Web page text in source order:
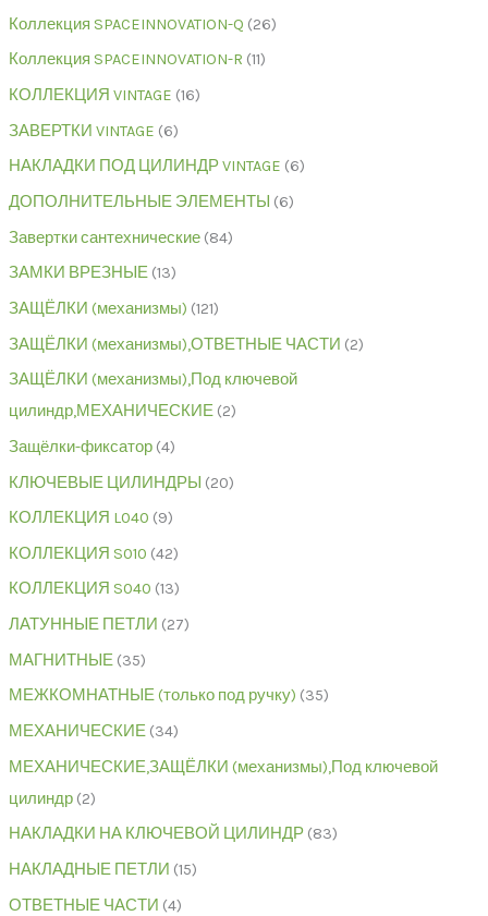
Коллекция SPACEINNOVATION-Q 26
Коллекция SPACEINNOVATION-R 11
КОЛЛЕКЦИЯ VINTAGE 16
ЗАВЕРТКИ VINTAGE 6
НАКЛАДКИ ПОД ЦИЛИНДР VINTAGE 6
ДОПОЛНИТЕЛЬНЫЕ ЭЛЕМЕНТЫ
6
Завертки сантехнические 84
ЗАМКИ ВРЕЗНЫЕ 13
ЗАЩЁЛКИ (механизмы) 121
ЗАЩЁЛКИ (механизмы),ОТВЕТНЫЕ ЧАСТИ 2
ЗАЩЁЛКИ (механизмы),Под ключевой
цилиндр,МЕХАНИЧЕСКИЕ 2
Защёлки-фиксатор 4
КЛЮЧЕВЫЕ ЦИЛИНДРЫ
20
КОЛЛЕКЦИЯ L040 9
КОЛЛЕКЦИЯ S010 42
КОЛЛЕКЦИЯ S040 13
ЛАТУННЫЕ ПЕТЛИ 27
МАГНИТНЫЕ 35
МЕЖКОМНАТНЫЕ (только под ручку) 35
МЕХАНИЧЕСКИЕ 34
МЕХАНИЧЕСКИЕ,ЗАЩЁЛКИ (механизмы),Под ключевой
цилиндр 2
НАКЛАДКИ НА КЛЮЧЕВОЙ ЦИЛИНДР 83
НАКЛАДНЫЕ ПЕТЛИ 15
ОТВЕТНЫЕ ЧАСТИ 4